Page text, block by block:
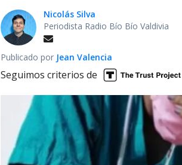
Nicolás Silva
Periodista Radio Bío Bío Valdivia
Publicado por Jean Valencia
Seguimos criterios de